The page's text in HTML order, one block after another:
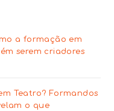
a formação em
serem criadores
Teatro? Formandos
o que